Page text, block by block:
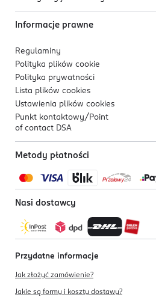
Informacje prawne
Regulaminy
Polityka plików cookie
Polityka prywatności
Lista plików cookies
Ustawienia plików cookies
Punkt kontaktowy/ Point
of contact DSA
Metody płatności
Nasi dostawcy
Przydatne informacje
Jak złożyć zamówienie?
Jakie są formy i koszty dostawy?